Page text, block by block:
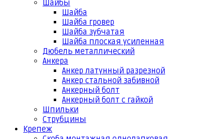
Шайбы
Шайба
Шайба гровер
Шайба зубчатая
Шайба плоская усиленная
Дюбель металлический
Анкера
Анкер латунный разрезной
Анкер стальной забивной
Анкерный болт
Анкерный болт с гайкой
Шпильки
Струбцины
Крепеж